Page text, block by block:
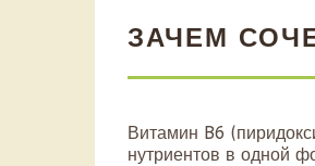
ЗАЧЕМ
Витамин B6
нутриентов в одной